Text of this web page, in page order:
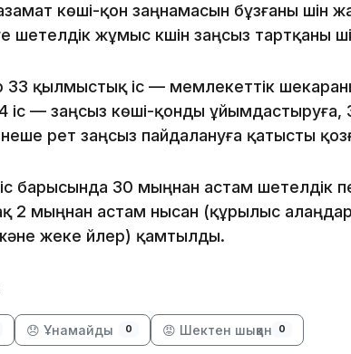
көші-қон заңнамасын бұзғаны үшін
шетелдік жұмыс күшін заңсыз тартқаны
қылмыстық іс — мемлекеттік
іс — заңсыз көші-қонды ұйымдастыруға,
рет заңсыз пайдалануға қатысты
барысында 30 мыңнан астам шетелдік
2 мыңнан астам нысан (құрылыс
жеке үйлер) қамтылды.
😞 Ұнамайды 0 😡 Шектен шыққан 0